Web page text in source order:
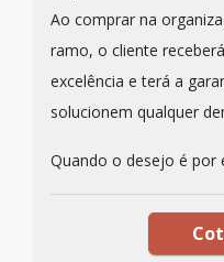
Ao comprar na
ramo, o cliente
excelência e terá a
solucionem qualquer
Quando o desejo é por